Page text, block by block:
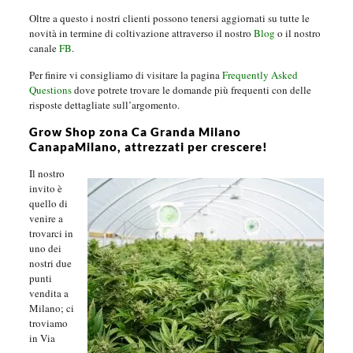
Oltre a questo i nostri clienti possono tenersi aggiornati su tutte le
novità in termine di coltivazione attraverso il nostro Blog o il nostro
canaleFB.
Per finire vi consigliamo di visitare la paginaFrequently Asked
Questionsdove potrete trovare le domande più frequenti con delle
risposte dettagliate sull’argomento.
Grow Shop zona Ca Granda Milano
CanapaMilano, attrezzati per crescere!
Il nostro
invito è
quello di
venire a
trovarci in
uno dei
nostri due
punti
vendita a
Milano; ci
troviamo
in Via